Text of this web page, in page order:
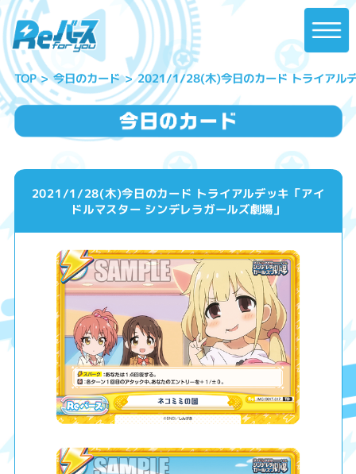
TOP 今日のカード 2021/1/28(木)今日のカード トライアル
2021/1/28(木)今日のカード トライアルデッキ「アイ
ドルマスター シンデレラガールズ劇場」